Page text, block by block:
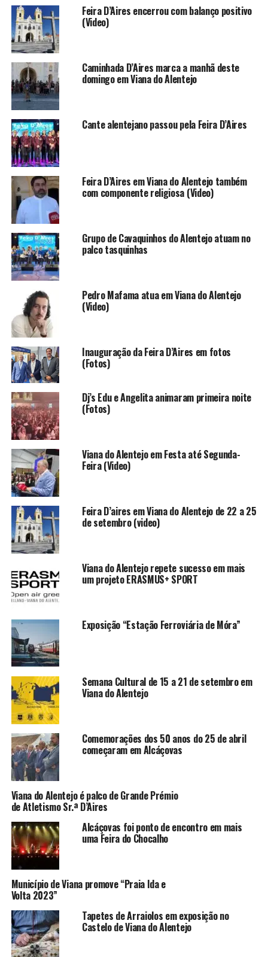
Feira D’Aires encerrou com balanço positivo
(Video)
Caminhada D’Aires marca a manhã deste
domingo em Viana do Alentejo
Cante alentejano passou pela Feira D’Aires
Feira D’Aires em Viana do Alentejo também
com componente religiosa (Video)
Grupo de Cavaquinhos do Alentejo atuam no
palco tasquinhas
Pedro Mafama atua em Viana do Alentejo
(Video)
Inauguração da Feira D’Aires em fotos
(Fotos)
Dj’s Edu e Angelita animaram primeira noite
(Fotos)
Viana do Alentejo em Festa até Segunda-
Feira (Video)
Feira D’aires em Viana do Alentejo de 22 a 25
de setembro (video)
Viana do Alentejo repete sucesso em mais
um projeto ERASMUS+ SPORT
Exposição “Estação Ferroviária de Móra”
Semana Cultural de 15 a 21 de setembro em
Viana do Alentejo
Comemorações dos 50 anos do 25 de abril
começaram em Alcáçovas
Viana do Alentejo é palco de Grande Prémio
de Atletismo Sr.ª D’Aires
Alcáçovas foi ponto de encontro em mais
uma Feira do Chocalho
Município de Viana promove “Praia Ida e
Volta 2023”
Tapetes de Arraiolos em exposição no
Castelo de Viana do Alentejo